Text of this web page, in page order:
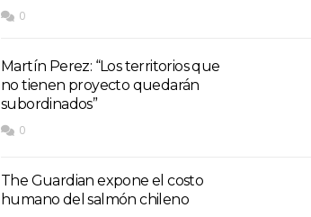
0
Martín Perez: “Los territorios que
no tienen proyecto quedarán
subordinados”
0
The Guardian expone el costo
humano del salmón chileno